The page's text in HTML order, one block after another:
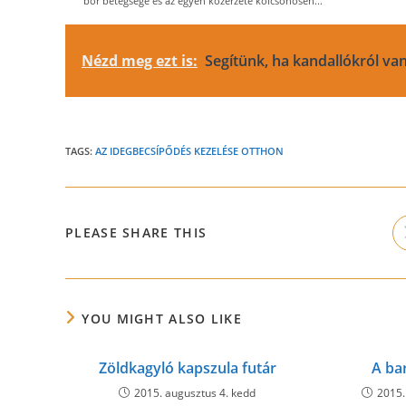
Nézd meg ezt is: Segítünk, ha kandallókról
TAGS: AZ IDEGBECSÍPŐDÉS KEZELÉSE OTTHON
PLEASE SHARE THIS
YOU MIGHT ALSO LIKE
Zöldkagyló kapszula futár
2015. augusztus 4. kedd
A